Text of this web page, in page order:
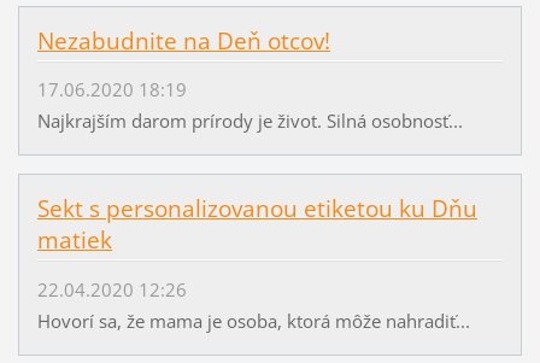
Nezabudnite na Deň otcov!
17.06.2020 18:19
Najkrajším darom prírody je život. Silná osobnosť...
Sekt s personalizovanou etiketou ku Dňu
matiek
22.04.2020 12:26
Hovorí sa, že mama je osoba, ktorá môže nahradiť...